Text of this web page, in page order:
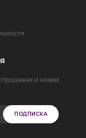
и новых
ПОДПИСКА